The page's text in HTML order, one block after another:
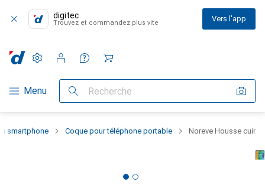
digitec
Trouvez et commandez plus vite Vers l'app
Navigation par catégorie
Menu Recherche
Paramètres
Compte client
Listes de comparaison
Listes d'envies
Panier
smartphone Coque pour téléphone portable Noreve Housse cuir